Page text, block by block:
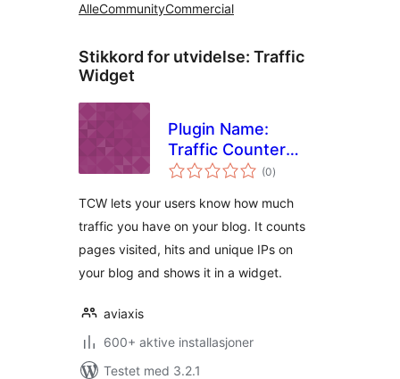
AlleCommunityCommercial
Stikkord for utvidelse: Traffic
Widget
Plugin Name:
Traffic Counter
Widget Plugin
(0totale
vurderinger
)
TCW lets your users know how much
traffic you have on your blog. It counts
pages visited, hits and unique IPs on
your blog and shows it in a widget.
aviaxis
600+ aktive installasjoner
Testet med 3.2.1